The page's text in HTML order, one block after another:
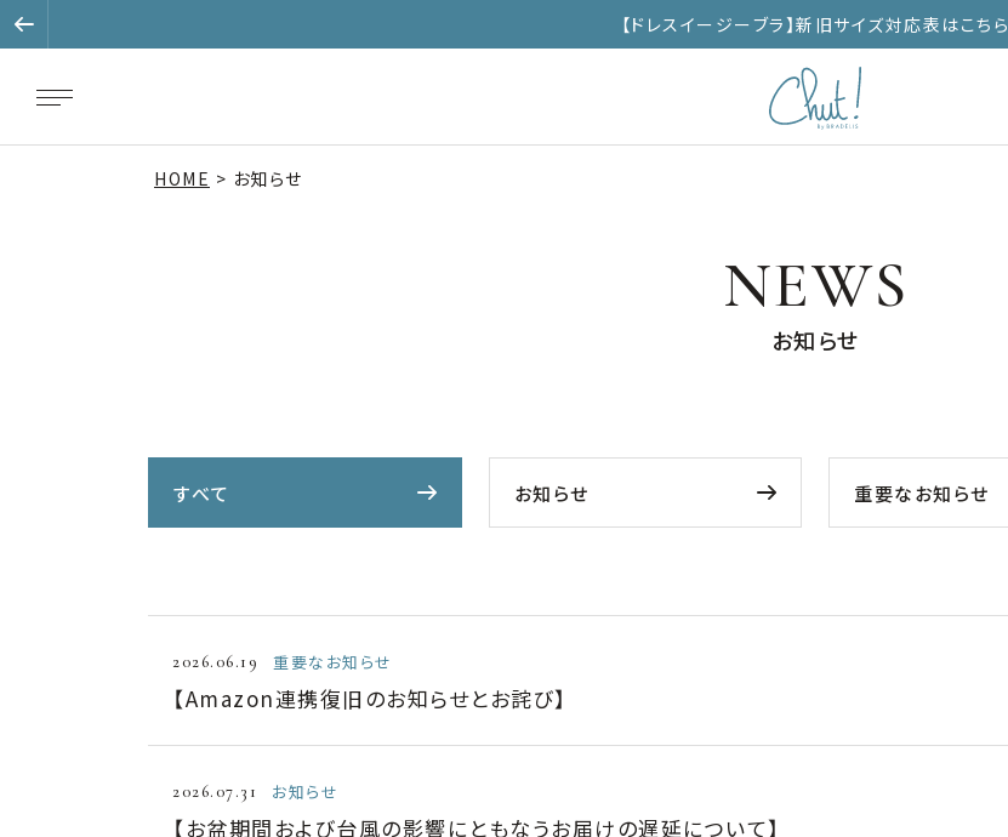
【ドレスイージーブラ】新旧サイズ対応表はこちら
HOME お知らせ
NEWS
お知らせ
すべて お知らせ 重要なお知らせ
2026.06.19 重要なお知らせ
【Amazon連携復旧のお知らせとお詫び】
2026.07.31 お知らせ
【お盆期間および台風の影響にともなうお届けの遅延について】